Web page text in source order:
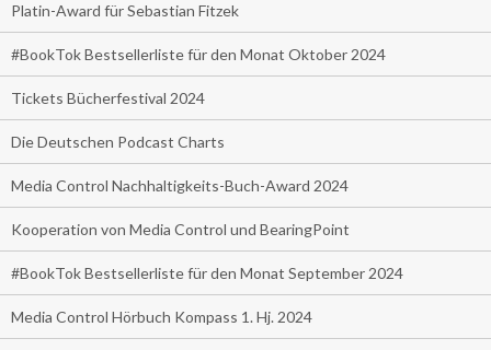
Platin-Award für Sebastian Fitzek
#BookTok Bestsellerliste für den Monat Oktober 2024
Tickets Bücherfestival 2024
Die Deutschen Podcast Charts
Media Control Nachhaltigkeits-Buch-Award 2024
Kooperation von Media Control und BearingPoint
#BookTok Bestsellerliste für den Monat September 2024
Media Control Hörbuch Kompass 1. Hj. 2024